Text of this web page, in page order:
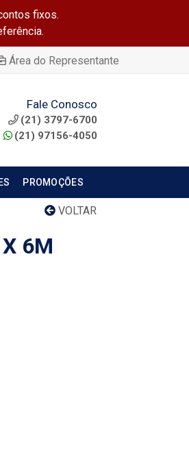
fixos.
Área do Representante
Fale Conosco
(21) 3797-6700
(21) 97156-4050
PROMOÇÕES
VOLTAR
6M